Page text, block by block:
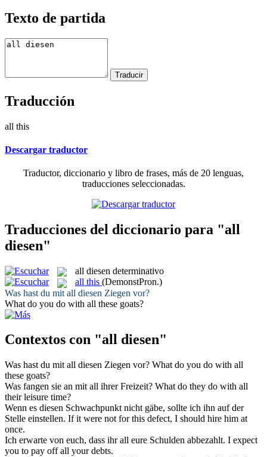
Texto de partida
Traducción
all this
Descargar traductor
Traductor, diccionario y libro de frases, más de 20 lenguas,
traducciones seleccionadas.
Traducciones del diccionario para "all
diesen"
all diesen determinativo
all this (DemonstPron.)
Was hast du mit all diesen Ziegen vor?
What do you do with all these goats?
Contextos con "all diesen"
Was hast du mit all diesen Ziegen vor? What do you do with all
these goats?
Was fangen sie an mit all ihrer Freizeit? What do they do with all
their leisure time?
Wenn es diesen Schwachpunkt nicht gäbe, sollte ich ihn auf der
Stelle einstellen. If it were not forthis defect, I should hire him at
once.
Ich erwarte von euch, dass ihrall eure Schulden abbezahlt. I expect
you to pay offall your debts.